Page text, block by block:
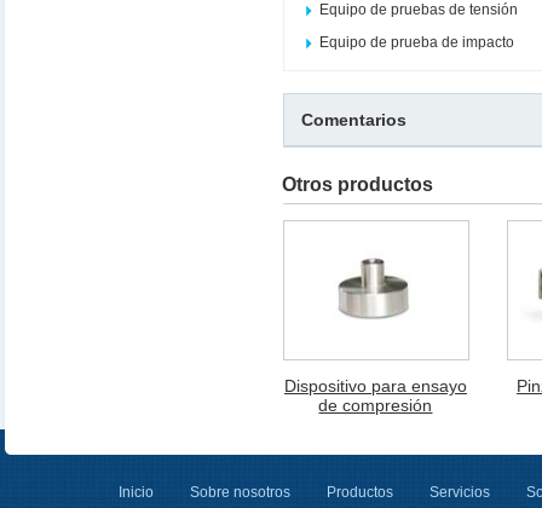
Equipo de pruebas de tensión
Equipo de prueba de impacto
Comentarios
Otros productos
Dispositivo para ensayo
de compresión
Inicio Sobre nosotros Productos Servicios